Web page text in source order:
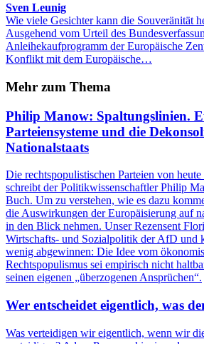
Sven Leunig
Wie viele Gesichter kann die Souveränität
Ausgehend vom Urteil des
Anleihekaufprogramm der Europäische
Konflikt mit dem Europäische…
Mehr zum Thema
Philip Manow: Spaltungslinien.
Parteiensysteme und die
Nationalstaats
Die rechtspopulistischen Parteien von
schreibt der Politikwissenschaftler Philip
Buch. Um zu verstehen, wie es dazu
die Auswirkungen der Europäisierung auf
in den Blick nehmen. Unser Rezensent
Wirtschafts- und Sozialpolitik der AfD und
wenig abgewinnen: Die Idee vom
Rechtspopulismus sei empirisch nicht
seinen eigenen „überzogenen Ansprüchen“.
Wer entscheidet eigentlich, was
Was verteidigen wir eigentlich, wenn wir